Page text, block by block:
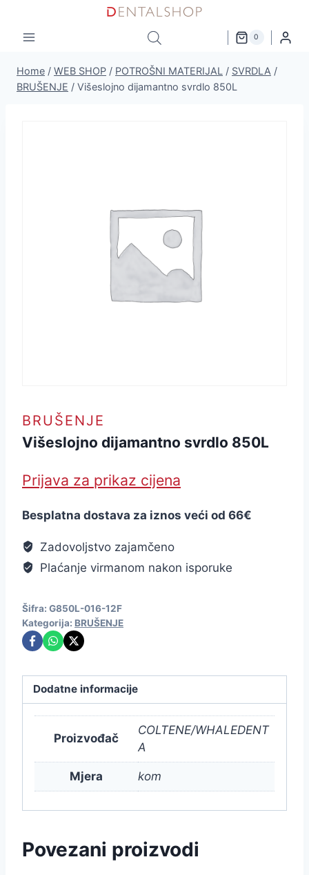
content
0
Home / WEB SHOP / POTROŠNI MATERIJAL / SVRDLA /
BRUŠENJE / Višeslojno dijamantno svrdlo 850L
BRUŠENJE
Višeslojno dijamantno svrdlo 850L
Prijava za prikaz cijena
Besplatna dostava za iznos veći od 66€
Zadovoljstvo zajamčeno
Plaćanje virmanom nakon isporuke
Šifra: G850L-016-12F
Kategorija: BRUŠENJE
Dodatne informacije
Proizvođač
COLTENE/WHALEDENT
A
Mjera kom
Povezani proizvodi